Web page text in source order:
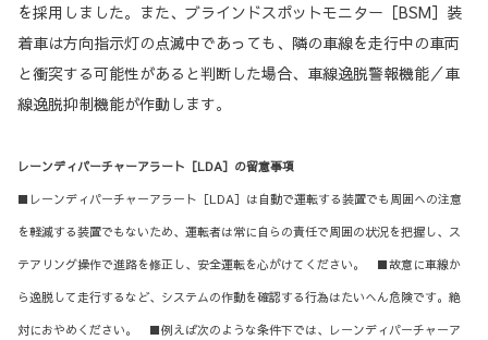
を採用しました。また、ブラインドスポットモニター［BSM］装
着車は方向指示灯の点滅中であっても、隣の車線を走行中の車両
と衝突する可能性があると判断した場合、車線逸脱警報機能／車
線逸脱抑制機能が作動します。
レーンディパーチャーアラート［LDA］の留意事項
■レーンディパーチャーアラート［LDA］は自動で運転する装置でも周囲への注意
を軽減する装置でもないため、運転者は常に自らの責任で周囲の状況を把握し、ス
テアリング操作で進路を修正し、安全運転を心がけてください。 ■故意に車線か
ら逸脱して走行するなど、システムの作動を確認する行為はたいへん危険です。絶
対におやめください。 ■例えば次のような条件下では、レーンディパーチャーア